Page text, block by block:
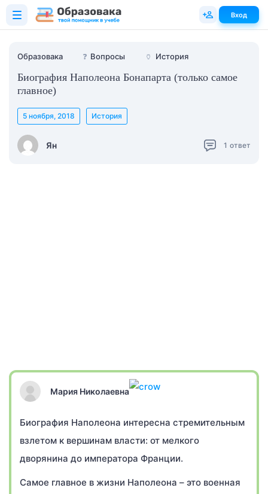
Образовака ❓ Вопросы 🏺 История
Биография Наполеона Бонапарта (только самое
главное)
Ян
5 ноября, 2018 История
1 ответ
Мария Николаевна
Биография Наполеона интересна стремительным
взлетом к вершинам власти: от мелкого
дворянина до императора Франции.
Самое главное в жизни Наполеона – это военная
Вход